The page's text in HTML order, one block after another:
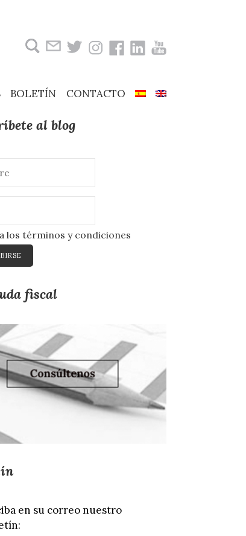
BOLETÍN CONTACTO
al blog
los términos y condiciones
fiscal
en su correo nuestro